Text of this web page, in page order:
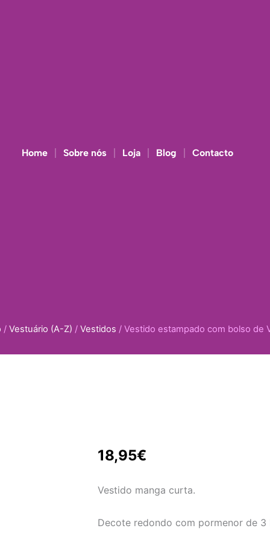
Home Sobre nós Loja Blog Contacto
/ Vestuário (A-Z) / Vestidos / Vestido estampado com bolso de
18,95€
Vestido manga curta.
Decote redondo com pormenor de 3